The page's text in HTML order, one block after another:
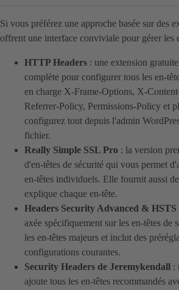
Si vous préférez une approche basée sur des
offrent une interface conviviale pour gérer les
HTTP Headers : une extension
complète pour configurer tous les en-
en charge X-Frame-Options, X-
Referrer-Policy, Permissions-Policy et
configurez tout depuis l'admin
fichier.
Really Simple SSL Pro : la version
d'en-têtes de sécurité qui vous permet
en-têtes individuels. Elle fournit aussi
explique chaque en-tête.
Headers Security Advanced & HSTS
axée spécifiquement sur les en-têtes de
les en-têtes majeurs et inclut des
configurations courantes.
Security Headers de Jeremykendall :
ajoute tous les en-têtes recommandés